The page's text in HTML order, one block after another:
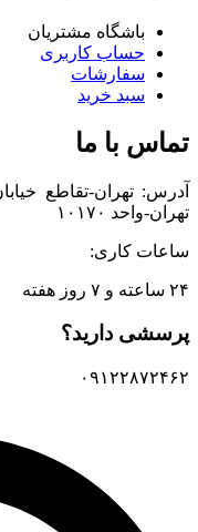
باشگاه مشتریان
حساب کاربری
سفارشات
سبد خرید
تماس با ما
آدرس: تهران-تقاطع
تهران-واحد ۱۰۱۷۰
ساعات کاری:
۲۴ ساعته و ۷ روز هفته
پرسشی دارید؟
۰۹۱۲۲۸۷۲۴۶۲